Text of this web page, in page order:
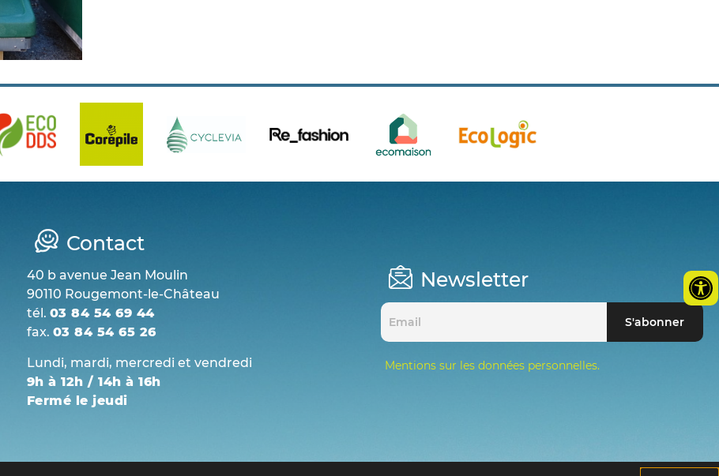
Contact
40 b avenue Jean Moulin
90110 Rougemont-le-Château
tél. 03 84 54 69 44
fax. 03 84 54 65 26
Lundi, mardi, mercredi et vendredi
9h à 12h / 14h à 16h
Fermé le jeudi
Newsletter
Mentions sur les données personnelles.